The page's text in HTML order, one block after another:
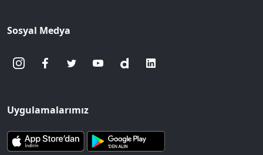
Sosyal Medya
Uygulamalarımız